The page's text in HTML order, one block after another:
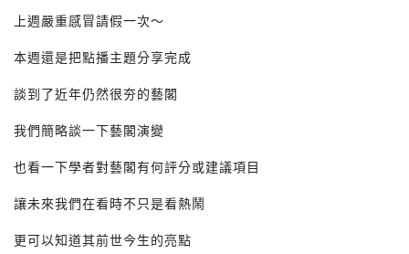
上週嚴重感冒請假一次～
本週還是把點播主題分享完成
談到了近年仍然很夯的藝閣
我們簡略談一下藝閣演變
也看一下學者對藝閣有何評分或建議項目
讓未來我們在看時不只是看熱鬧
更可以知道其前世今生的亮點